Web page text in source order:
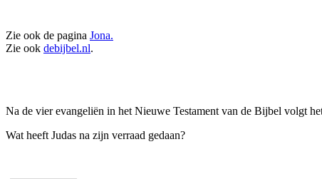
Zie ook de pagina Jona.
Zie ook debijbel.nl.
Na de vier evangeliën in het Nieuwe Testament van de Bijbel volgt
Wat heeft Judas na zijn verraad gedaan?